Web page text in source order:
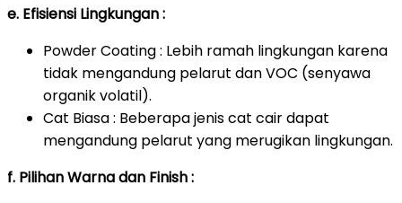
e. Efisiensi Lingkungan :
Powder Coating : Lebih ramah lingkungan karena
tidak mengandung pelarut dan VOC (senyawa
organik volatil).
Cat Biasa : Beberapa jenis cat cair dapat
mengandung pelarut yang merugikan lingkungan.
f. Pilihan Warna dan Finish :